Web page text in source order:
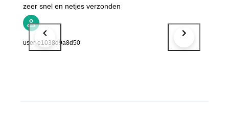
zeer snel en netjes verzonden
user-e1038d9a8d50